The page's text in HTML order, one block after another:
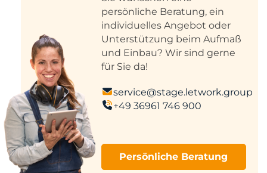
persönliche Beratung, ein
individuelles Angebot oder
Unterstützung beim Aufmaß
und Einbau? Wir sind gerne
für Sie da!
service@stage.letwork.group
+49 36961 746 900
Persönliche Beratung